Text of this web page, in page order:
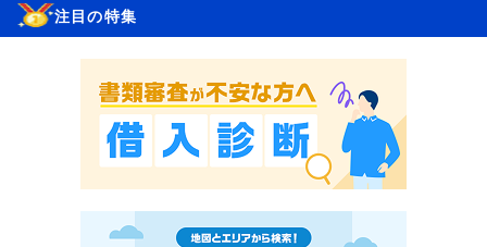
注目の特集